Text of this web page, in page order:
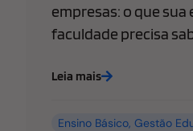
empresas: o que sua
faculdade precisa
Leia mais
Ensino Básico,Gestão